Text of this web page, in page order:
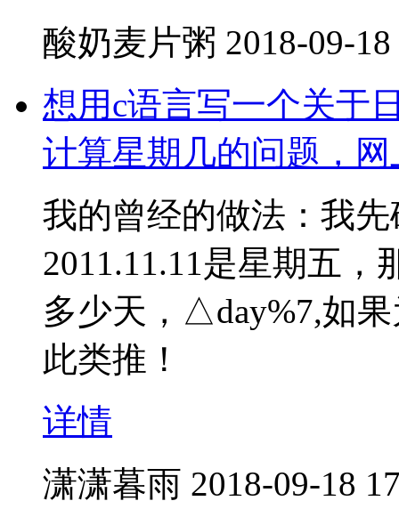
酸奶麦片粥 2018-09-
想用c语言写一个关于
计算星期几的问题，
我的曾经的做法：我
2011.11.11是星期五，
多少天，△day%7,如
此类推！
详情
潇潇暮雨 2018-09-18